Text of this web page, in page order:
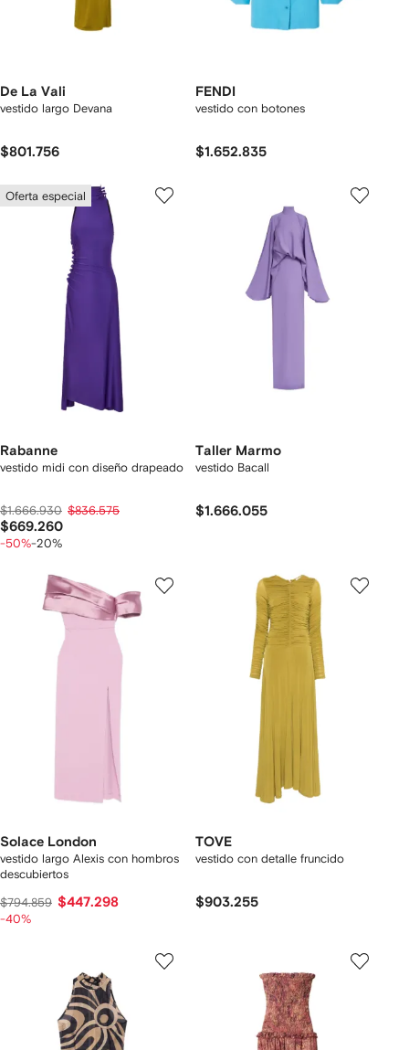
De La Vali
vestido largo Devana
$801.756
FENDI
vestido con botones
$1.652.835
Oferta especial
Rabanne
vestido midi con diseño drapeado
$1.666.930 $836.575
$669.260
-50%-20%
Taller Marmo
vestido Bacall
$1.666.055
Solace London
vestido largo Alexis con hombros
descubiertos
$794.859 $447.298
-40%
TOVE
vestido con detalle fruncido
$903.255